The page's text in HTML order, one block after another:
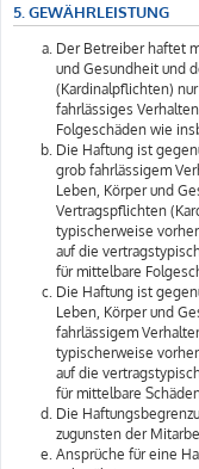
5. GEWÄHRLEISTUNG
Der Betreiber haftet
und Gesundheit und
(Kardinalpflichten)
fahrlässiges
Folgeschäden wie
Die Haftung ist
grob fahrlässigem
Leben, Körper und
Vertragspflichten
typischerweise
auf die
für mittelbare
Die Haftung ist
Leben, Körper und
fahrlässigem
typischerweise
auf die
für mittelbare
Die
zugunsten der
Ansprüche für eine